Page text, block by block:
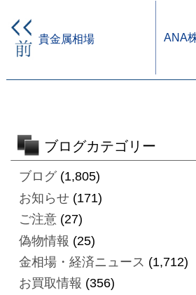
貴金属相場 ANA
ブログカテゴリー
ブログ(1,805)
お知らせ(171)
ご注意(27)
偽物情報 (25)
金相場・経済ニュース (1,712)
お買取情報 (356)